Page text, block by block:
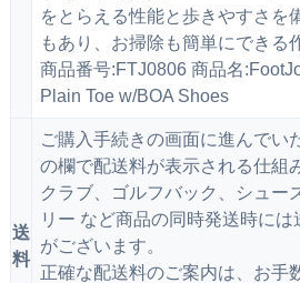
をとらえる性能と歩きやすさを
もあり、お掃除も簡単にできる
商品番号:FTJ0806 商品名
Plain Toe w/BOA Shoes
送
料
ご購入手続きの画面に進んでい
の欄で配送料が表示される仕組
クラブ、ゴルフバック、シュー
リー など商品の同時発送時に
がございます。
正確な配送料のご案内は、お手